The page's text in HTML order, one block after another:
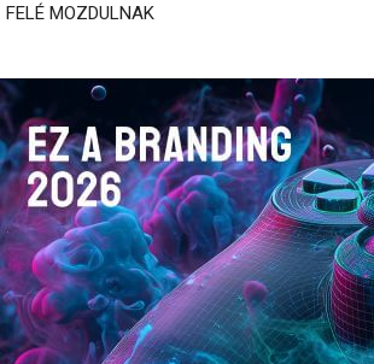
FELÉ MOZDULNAK